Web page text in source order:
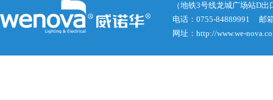
（地铁3号线龙城广场站D出
电话：0755-84889991 邮
网址：http://www.we-